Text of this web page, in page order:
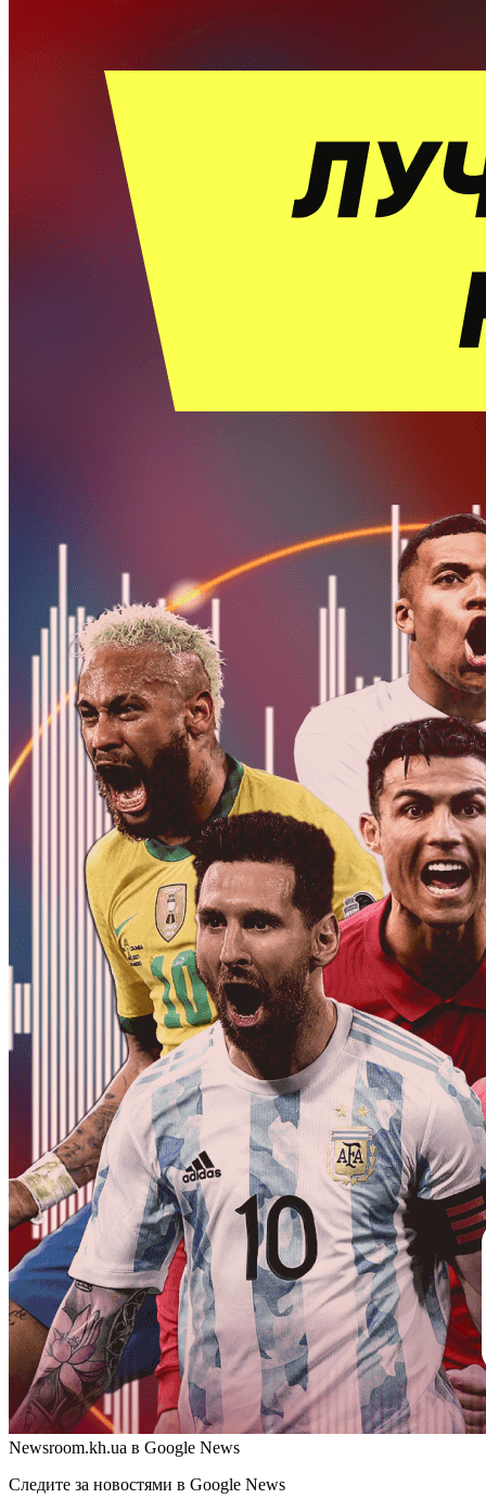
Newsroom.kh.ua в Google News
Следите за новостями в Google News